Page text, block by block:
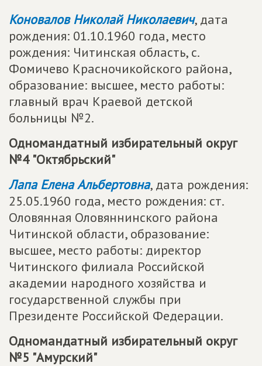
Коновалов Николай Николаевич, дата
рождения: 01.10.1960 года, место
рождения: Читинская область, с.
Фомичево Красночикойского района,
образование: высшее, место работы:
главный врач Краевой детской
больницы №2.
Одномандатный избирательный округ
№4 "Октябрьский"
Лапа Елена Альбертовна, дата рождения:
25.05.1960 года, место рождения: ст.
Оловянная Оловяннинского района
Читинской области, образование:
высшее, место работы: директор
Читинского филиала Российской
академии народного хозяйства и
государственной службы при
Президенте Российской Федерации.
Одномандатный избирательный округ
№5 "Амурский"